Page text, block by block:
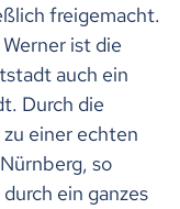
freigemacht.
ist die
auch ein
Durch die
einer echten
so
ein ganzes